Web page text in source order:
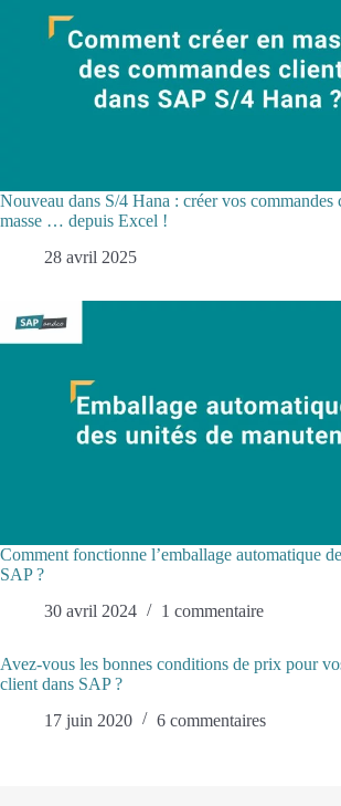
Nouveau dans S/4 Hana : créer vos commandes
masse … depuis Excel !
28 avril 2025
Comment fonctionne l’emballage automatique
SAP ?
30 avril 2024
1 commentaire
Avez-vous les bonnes conditions de prix pour
client dans SAP ?
17 juin 2020
6 commentaires